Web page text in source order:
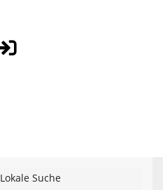
Lokale Suche